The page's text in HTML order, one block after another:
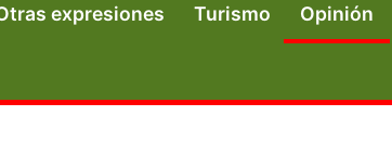
expresiones Turismo Opinión